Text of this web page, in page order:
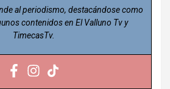
al periodismo, destacándose como
contenidos en El Valluno Tv y
TimecasTv.